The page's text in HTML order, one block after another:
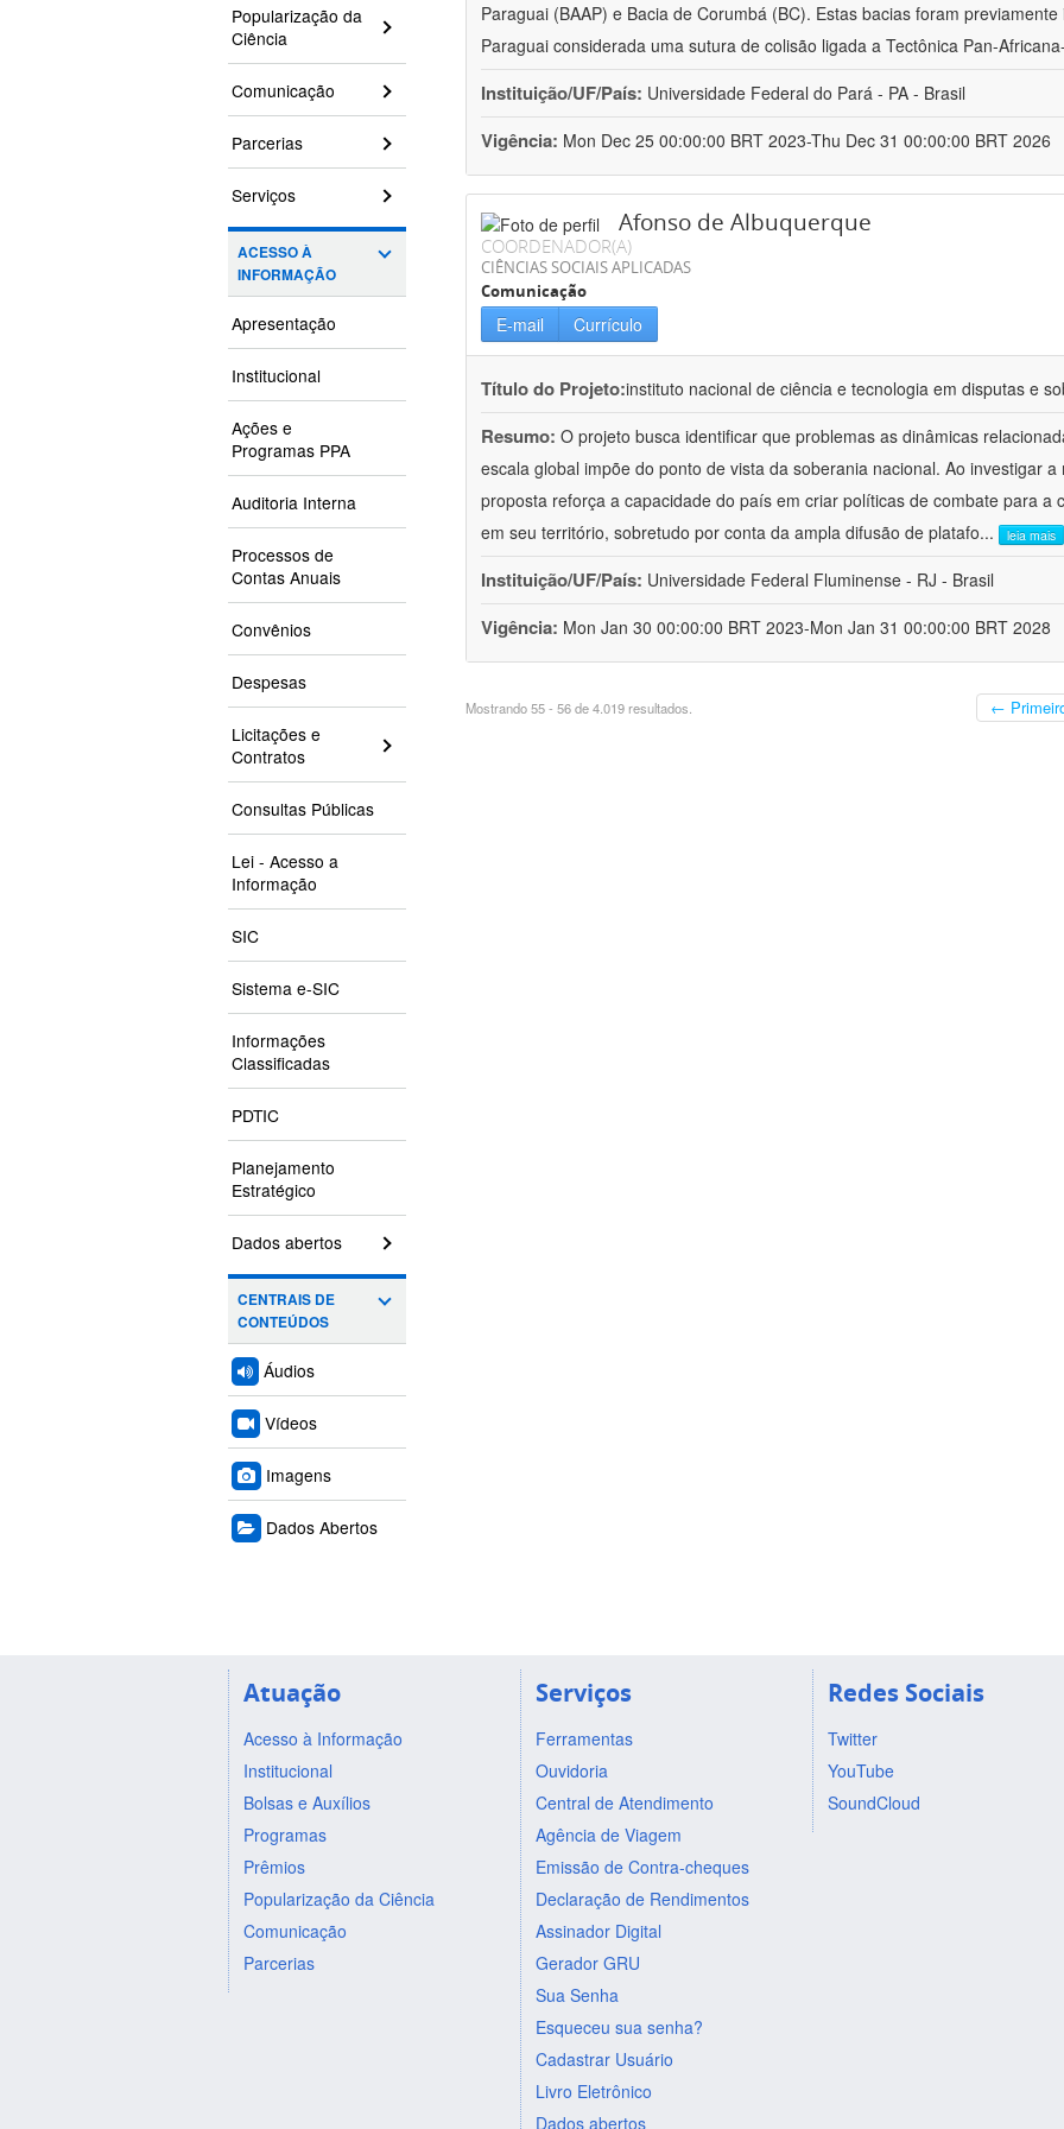
Popularização da
Ciência
Comunicação
Parcerias
Serviços
ACESSO À
INFORMAÇÃO
Apresentação
Institucional
Ações e
Programas PPA
Auditoria Interna
Processos de
Contas Anuais
Convênios
Despesas
Licitações e
Contratos
Consultas Públicas
Lei - Acesso a
Informação
SIC
Sistema e-SIC
Informações
Classificadas
PDTIC
Planejamento
Estratégico
Dados abertos
CENTRAIS DE
CONTEÚDOS
Áudios
Vídeos
Imagens
Dados Abertos
Paraguai (BAAP) e Bacia de Corumbá (BC). Estas bacias foram
Paraguai considerada uma sutura de colisão ligada a Tectônica Pan-
Instituição/UF/País: Universidade Federal do Pará - PA - Brasil
Vigência: Mon Dec 25 00:00:00 BRT 2023-Thu Dec 31 00:00:00 BRT 2026
Afonso de Albuquerque
COORDENADOR(A)
CIÊNCIAS SOCIAIS APLICADAS
Comunicação
E-mail Currículo
Título do Projeto:instituto nacional de ciência e tecnologia em disputas e
Resumo: O projeto busca identificar que problemas as dinâmicas
escala global impõe do ponto de vista da soberania nacional. Ao investigar
proposta reforça a capacidade do país em criar políticas de combate para a
em seu território, sobretudo por conta da ampla difusão de platafo... leia mais
Instituição/UF/País: Universidade Federal Fluminense - RJ - Brasil
Vigência: Mon Jan 30 00:00:00 BRT 2023-Mon Jan 31 00:00:00 BRT 2028
Mostrando 55 - 56 de 4.019 resultados. ←
Atuação
Acesso à Informação
Institucional
Bolsas e Auxílios
Programas
Prêmios
Popularização da Ciência
Comunicação
Parcerias
Serviços
Ferramentas
Ouvidoria
Central de Atendimento
Agência de Viagem
Emissão de Contra-cheques
Declaração de Rendimentos
Assinador Digital
Gerador GRU
Sua Senha
Esqueceu sua senha?
Cadastrar Usuário
Livro Eletrônico
Dados abertos
Redes Sociais
Twitter
YouTube
SoundCloud